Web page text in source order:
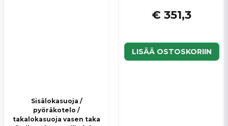
Sisälokasuoja /
pyöräkotelo /
takalokasuoja vasen taka
€ 351,3
LISÄÄ OSTOSKORIIN